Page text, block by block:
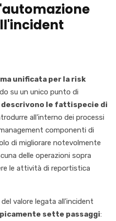
unificata per la risk
su un unico punto di
le fattispecie di
all'interno dei processi
componenti di
di migliorare notevolmente
delle operazioni sopra
le attività di reportistica
valore legata all'incident
sette passaggi: